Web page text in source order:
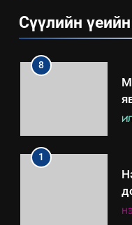
Сүүлийн
8
1